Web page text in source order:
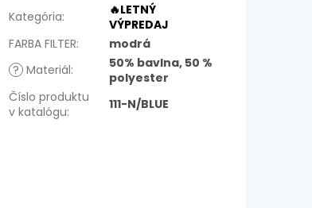
Kategória:
🔥LETNÝ
VÝPREDAJ
FARBA FILTER:
modrá
? Materiál:
50% bavlna, 50 %
polyester
Číslo produktu
v katalógu: 111-N/BLUE